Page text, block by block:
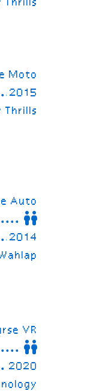
Thrills
Moto
2015
Thrills
Auto
2014
VR
2020